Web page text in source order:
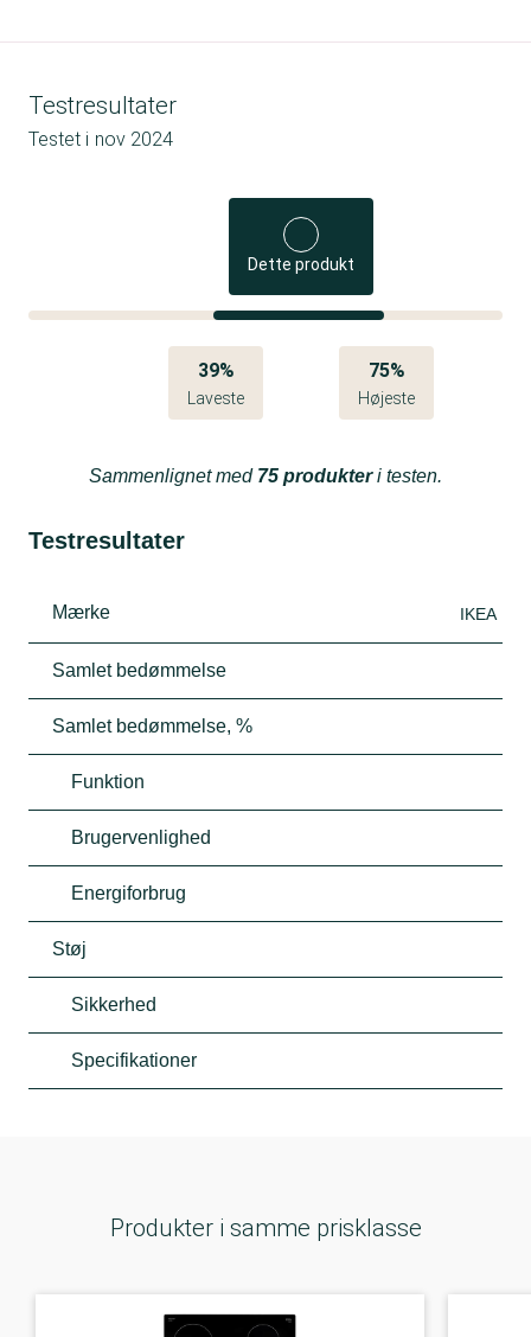
Testresultater
Testet i nov 2024
Dette produkt
39%
Laveste
75%
Højeste
Sammenlignet med 75 produkteri testen.
Testresultater
Mærke IKEA
Samlet bedømmelse
Samlet bedømmelse, %
Funktion
Brugervenlighed
Energiforbrug
Støj
Sikkerhed
Specifikationer
Produkter i samme prisklasse